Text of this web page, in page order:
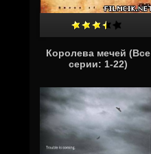
Королева мечей (Все
серии: 1-22)